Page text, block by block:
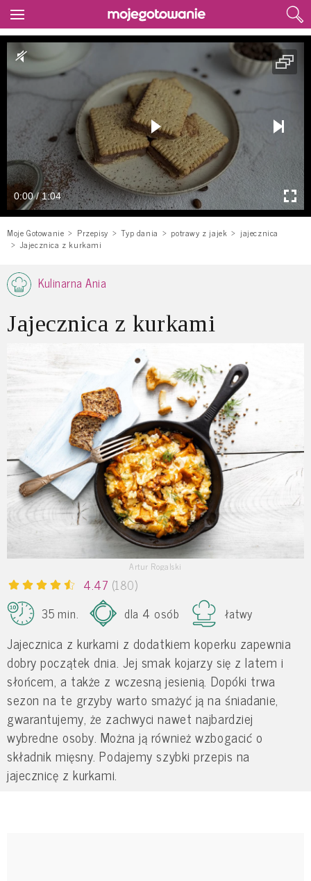
0:00 / 1:04
Moje Gotowanie Przepisy Typ dania potrawy z jajek
jajecznica
Jajecznica z kurkami
Kulinarna Ania
Jajecznica z kurkami
Artur Rogalski
4.47 (180)
35 min.
dla 4 osób łatwy
Jajecznica z kurkami z dodatkiem koperku zapewnia
dobry początek dnia. Jej smak kojarzy się z latem i
słońcem, a także z wczesną jesienią. Dopóki trwa
sezon na te grzyby warto smażyć ją na śniadanie,
gwarantujemy, że zachwyci nawet najbardziej
wybredne osoby. Można ją również wzbogacić o
składnik mięsny. Podajemy szybki przepis na
jajecznicę z kurkami.